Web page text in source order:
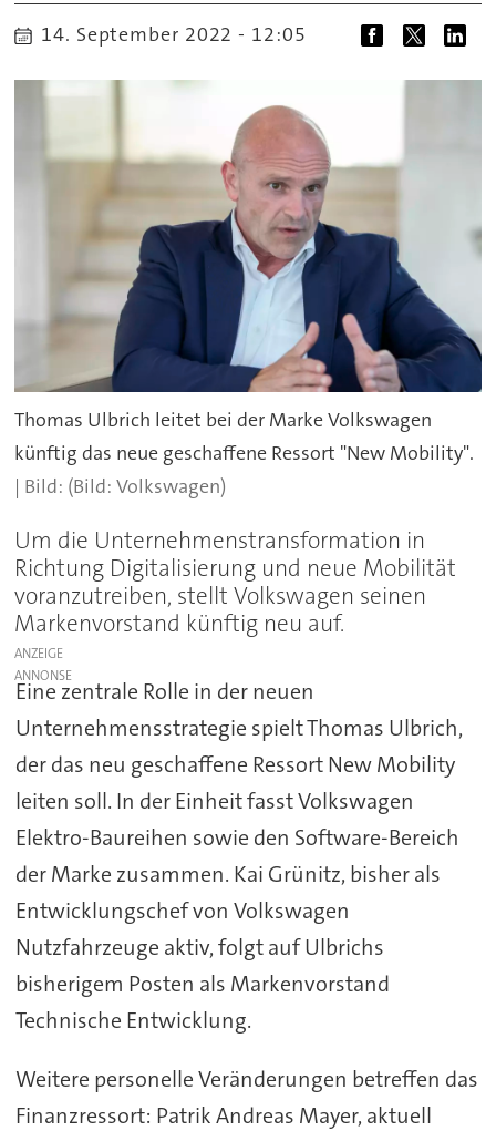
14. September 2022 - 12:05
Thomas Ulbrich leitet bei der Marke Volkswagen
künftig das neue geschaffene Ressort "New Mobility".
(Bild: Volkswagen)
Um die Unternehmenstransformation in
Richtung Digitalisierung und neue Mobilität
voranzutreiben, stellt Volkswagen seinen
Markenvorstand künftig neu auf.
ANZEIGE
Eine zentrale Rolle in der neuen
Unternehmensstrategie spielt Thomas Ulbrich,
der das neu geschaffene Ressort New Mobility
leiten soll. In der Einheit fasst Volkswagen
Elektro-Baureihen sowie den Software-Bereich
der Marke zusammen. Kai Grünitz, bisher als
Entwicklungschef von Volkswagen
Nutzfahrzeuge aktiv, folgt auf Ulbrichs
bisherigem Posten als Markenvorstand
Technische Entwicklung.
Weitere personelle Veränderungen betreffen das
Finanzressort: Patrik Andreas Mayer, aktuell